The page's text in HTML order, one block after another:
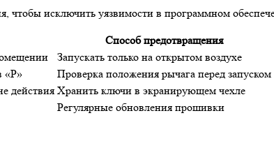
чтобы исключить уязвимости в программном
Способ предотвращения
Запускать только на открытом воздухе
«P»
Проверка положения рычага перед запуском
действия Хранить ключи в экранирующем чехле
Регулярные обновления прошивки